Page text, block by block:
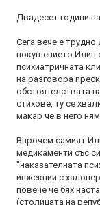
Двадесет години
Сега вече е
покушението Илин
психиатричната
на разговора
обстоятелствата
стихове, ту се
макар че в него
Впрочем самият
медикаменти със
"наказателната
инжекции с
повече че бях
(столицата на